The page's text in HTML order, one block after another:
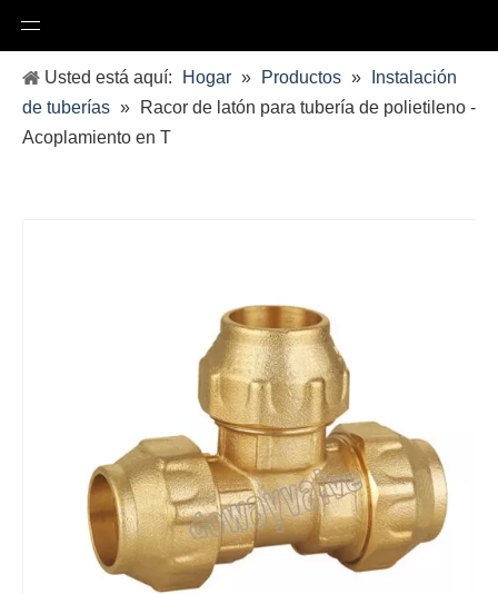
Usted está aquí: Hogar » Productos »
Instalación
de tuberías »
Racor de latón para tubería de polietileno -
Acoplamiento en T